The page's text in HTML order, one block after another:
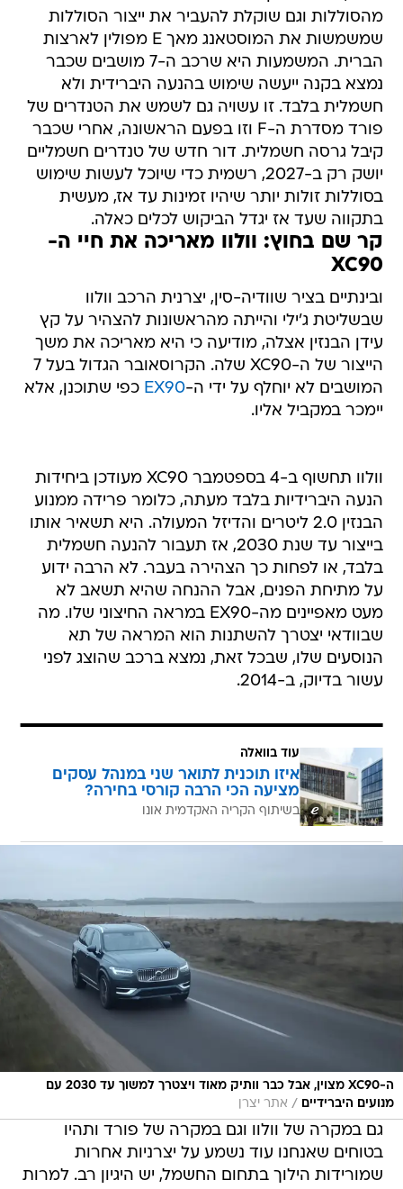
מהסוללות וגם שוקלת להעביר את ייצור הסוללות
שמשמשות את המוסטאנג מאך E מפולין לארצות
הברית. המשמעות היא שרכב ה-7 מושבים שכבר
נמצא בקנה ייעשה שימוש בהנעה היברידית ולא
חשמלית בלבד. זו עשויה גם לשמש את הטנדרים של
פורד מסדרת ה-F וזו בפעם הראשונה, אחרי שכבר
קיבל גרסה חשמלית. דור חדש של טנדרים חשמליים
יושק רק ב-2027, רשמית כדי שיוכל לעשות שימוש
בסוללות זולות יותר שיהיו זמינות עד אז, מעשית
בתקווה שעד אז יגדל הביקוש לכלים כאלה.
קר שם בחוץ: וולוו מאריכה את חיי ה-
XC90
ובינתיים בציר שוודיה-סין, יצרנית הרכב וולוו
שבשליטת ג'ילי והייתה מהראשונות להצהיר על קץ
עידן הבנזין אצלה, מודיעה כי היא מאריכה את משך
הייצור של ה-XC90 שלה. הקרוסאובר הגדול בעל 7
המושבים לא יוחלף על ידי ה-EX90 כפי שתוכנן, אלא
יימכר במקביל אליו.
וולוו תחשוף ב-4 בספטמבר XC90 מעודכן ביחידות
הנעה היברידיות בלבד מעתה, כלומר פרידה ממנוע
הבנזין 2.0 ליטרים והדיזל המעולה. היא תשאיר אותו
בייצור עד שנת 2030, אז תעבור להנעה חשמלית
בלבד, או לפחות כך הצהירה בעבר. לא הרבה ידוע
על מתיחת הפנים, אבל ההנחה שהיא תשאב לא
מעט מאפיינים מה-EX90 במראה החיצוני שלו. מה
שבוודאי יצטרך להשתנות הוא המראה של תא
הנוסעים שלו, שבכל זאת, נמצא ברכב שהוצג לפני
עשור בדיוק, ב-2014.
עוד בוואלה
איזו תוכנית לתואר שני במנהל עסקים
מציעה הכי הרבה קורסי בחירה?
בשיתוף הקריה האקדמית אונו
ה-XC90 מצוין, אבל כבר וותיק מאוד ויצטרך למשוך עד 2030 עם
מנועים היברידיים
/ אתר יצרן
גם במקרה של וולוו וגם במקרה של פורד ותהיו
בטוחים שאנחנו עוד נשמע על יצרניות אחרות
שמורידות הילוך בתחום החשמל, יש היגיון רב. למרות